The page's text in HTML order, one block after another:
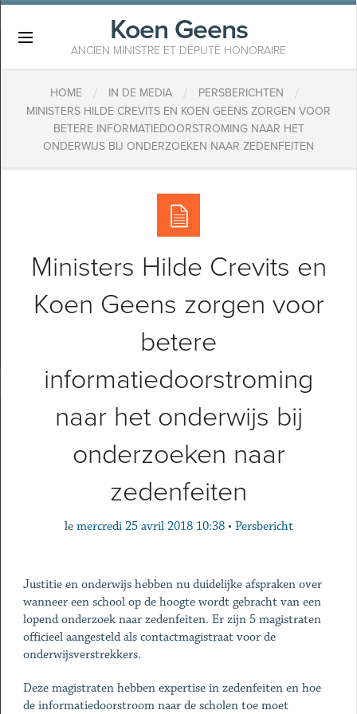
Koen Geens
ANCIEN MINISTRE ET DÉPUTÉ HONORAIRE
HOME / IN DE MEDIA / PERSBERICHTEN /
​MINISTERS HILDE CREVITS EN KOEN GEENS ZORGEN VOOR
BETERE INFORMATIEDOORSTROMING NAAR HET
ONDERWIJS BIJ ONDERZOEKEN NAAR ZEDENFEITEN
​Ministers Hilde Crevits en
Koen Geens zorgen voor
betere
informatiedoorstroming
naar het onderwijs bij
onderzoeken naar
zedenfeiten
le mercredi 25 avril 2018 10:38 • Persbericht
Justitie en onderwijs hebben nu duidelijke afspraken over
wanneer een school op de hoogte wordt gebracht van een
lopend onderzoek naar zedenfeiten. Er zijn 5 magistraten
officieel aangesteld als contactmagistraat voor de
onderwijsverstrekkers.
Deze magistraten hebben expertise in zedenfeiten en hoe
de informatiedoorstroom naar de scholen toe moet